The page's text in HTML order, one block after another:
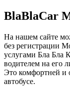
BlaBlaCar
На нашем сайте
без регистрации
услугами Бла Бла
водителем на его
Это комфортней и
автобусе.